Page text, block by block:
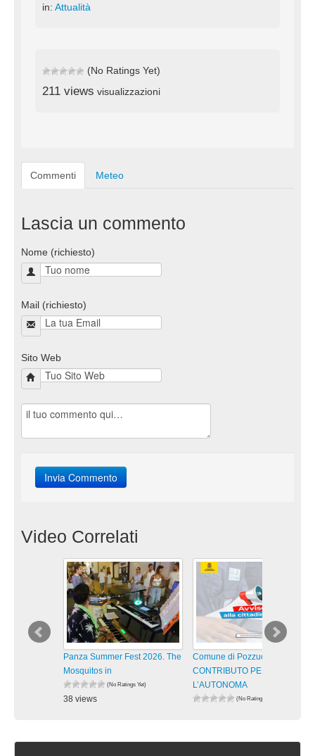
in: Attualità
(No Ratings Yet)
211 views visualizzazioni
Commenti Meteo
Lascia un commento
Nome (richiesto)
Mail (richiesto)
Sito Web
Video Correlati
Panza Summer Fest 2026. The
Mosquitos in
(No Ratings Yet)
38 views
Comune di Pozzuoli –
CONTRIBUTO PER
L’AUTONOMA
(No Ratings Yet)